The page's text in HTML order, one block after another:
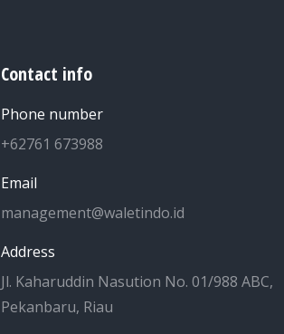
Contact info
Phone number
+62761 673988
Email
management@waletindo.id
Address
Jl. Kaharuddin Nasution No. 01/988 ABC,
Pekanbaru, Riau